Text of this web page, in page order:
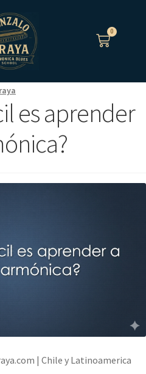
0
es aprender
| Chile y Latinoamerica